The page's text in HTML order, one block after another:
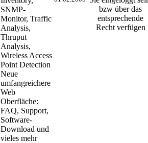
SNMP-
Monitor, Traffic
Analysis,
Thruput
Analysis,
Wireless Access
Point Detection
Neue
umfangreichere
Web
Oberfläche:
FAQ, Support,
Software-
Download und
vieles mehr